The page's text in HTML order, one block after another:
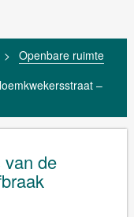
> Openbare ruimte
–
van de